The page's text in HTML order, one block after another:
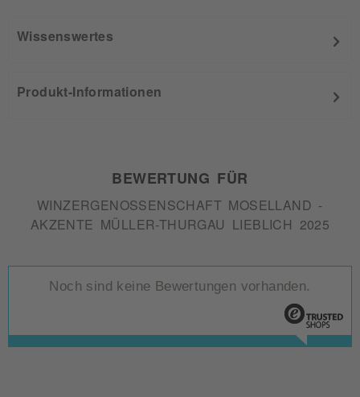
Wissenswertes
Produkt-Informationen
BEWERTUNG FÜR
WINZERGENOSSENSCHAFT MOSELLAND -
AKZENTE MÜLLER-THURGAU LIEBLICH 2025
Noch sind keine Bewertungen vorhanden.